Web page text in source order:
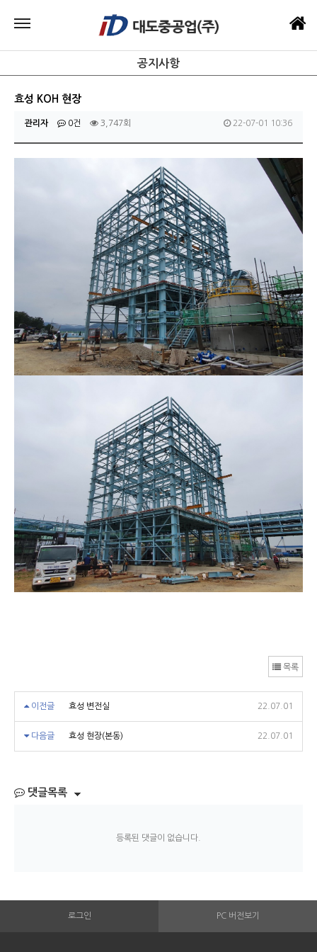
공지사항
효성 KOH 현장
관리자 0건 3,747회 22-07-01 10:36
목록
이전글 효성 변전실 22.07.01
다음글 효성 현장(본동) 22.07.01
댓글목록
등록된 댓글이 없습니다.
로그인 PC 버전보기